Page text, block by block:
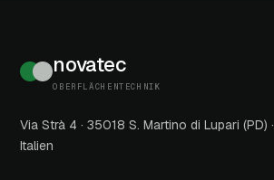
novatec
OBERFLÄCHENTECHNIK
Via Strà 4 · 35018 S. Martino di Lupari (PD) ·
Italien